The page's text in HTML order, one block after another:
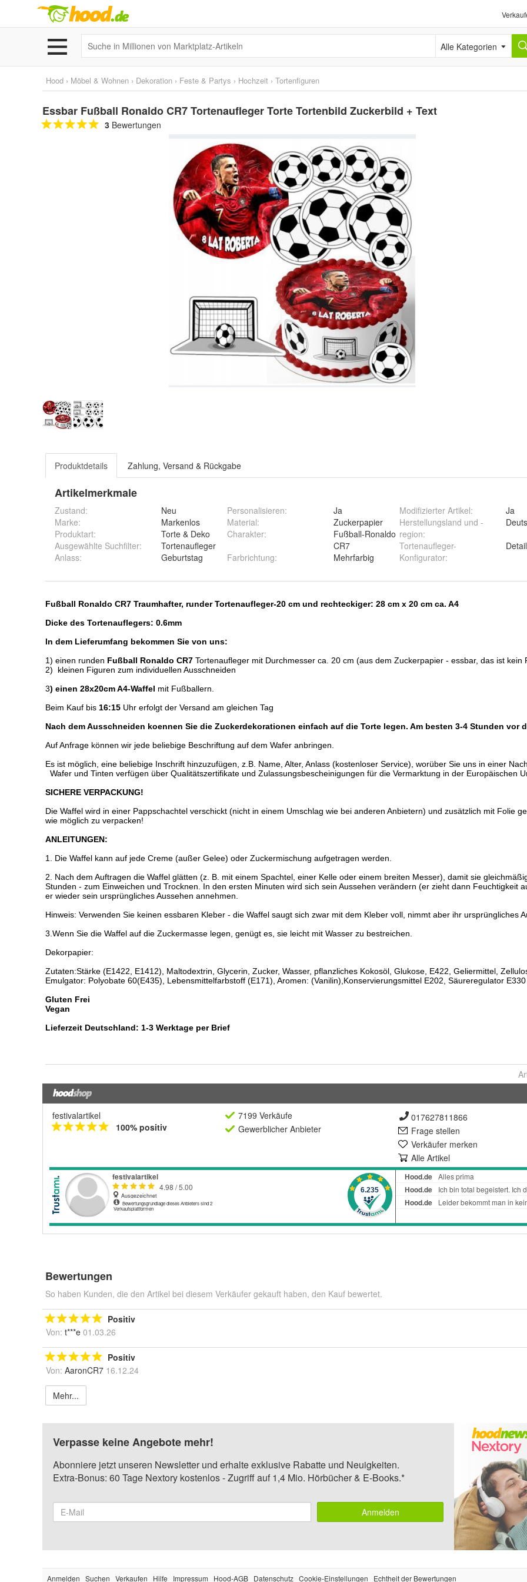
Alle Kategorien
Hood › Möbel & Wohnen › Dekoration › Feste & Partys › Hochzeit › Tortenfiguren
Essbar Fußball Ronaldo CR7 Tortenaufleger Torte Tortenbild Zuckerbild + Text
3 Bewertungen
Produktdetails Zahlung, Versand & Rückgabe
Artikelmerkmale
Zustand:
Neu
Marke:
Markenlos
Produktart:
Torte & Deko
Ausgewählte Suchfilter:
Tortenaufleger
Anlass: Geburtstag
Personalisieren:
Ja
Material:
Zuckerpapier
Charakter:
Fußball-Ronaldo
CR7
Farbrichtung: Mehrfarbig
Modifizierter Artikel:
Ja
Herstellungsland und -
region:
Tortenaufleger-
Konfigurator:
festivalartikel
100% positiv
7199 Verkäufe
Gewerblicher Anbieter
017627811866
Frage stellen
Verkäufer merken
Alle Artikel
Bewertungen
So haben Kunden, die den Artikel bei diesem Verkäufer gekauft haben, den Kauf bewertet.
Positiv
Von: t***e 01.03.26
Positiv
Von: AaronCR7 16.12.24
Mehr...
Verpasse keine Angebote mehr!
Abonniere jetzt unseren Newsletter und erhalte exklusive Rabatte und Neuigkeiten.
Extra-Bonus: 60 Tage Nextory kostenlos - Zugriff auf 1,4 Mio. Hörbücher & E-Books.*
Anmelden
Anmelden Suchen Verkaufen Hilfe Impressum Hood-AGB Datenschutz Cookie-Einstellungen Echtheit der Bewertungen